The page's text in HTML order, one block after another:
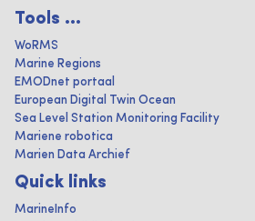
Tools ...
WoRMS
Marine Regions
EMODnet portaal
European Digital Twin Ocean
Sea Level Station Monitoring Facility
Mariene robotica
Marien Data Archief
Quick links
MarineInfo